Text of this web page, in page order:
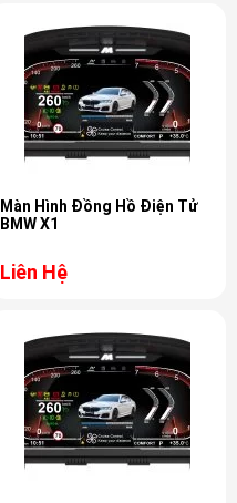
Màn Hình Đồng Hồ Điện Tử
BMW X1
Liên Hệ